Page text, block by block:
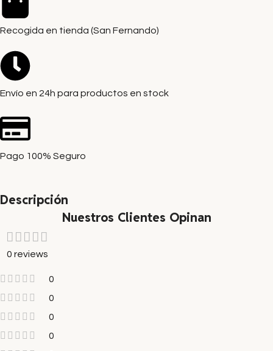
Recogida en tienda (San Fernando)
Envío en 24h para productos en stock
Pago 100% Seguro
Descripción
Nuestros Clientes Opinan
0 reviews
0
0
0
0